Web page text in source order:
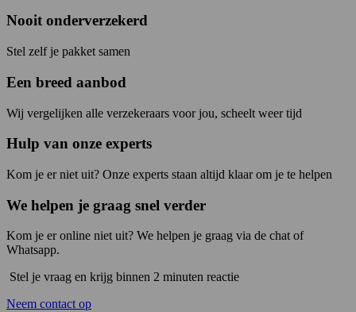
Nooit onderverzekerd
Stel zelf je pakket samen
Een breed aanbod
Wij vergelijken alle verzekeraars voor jou, scheelt weer tijd
Hulp van onze experts
Kom je er niet uit? Onze experts staan altijd klaar om je te helpen
We helpen je graag snel verder
Kom je er online niet uit? We helpen je graag via de chat of
Whatsapp.
Stel je vraag en krijg binnen 2 minuten reactie
Neem contact op